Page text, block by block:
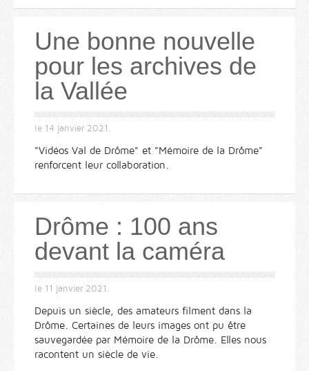
Une bonne nouvelle
pour les archives de
la Vallée
le 14 janvier 2021 .
"Vidéos Val de Drôme" et "Mémoire de la Drôme"
renforcent leur collaboration.
Drôme : 100 ans
devant la caméra
le 11 janvier 2021 .
Depuis un siècle, des amateurs filment dans la
Drôme. Certaines de leurs images ont pu être
sauvegardée par Mémoire de la Drôme. Elles nous
racontent un siècle de vie.